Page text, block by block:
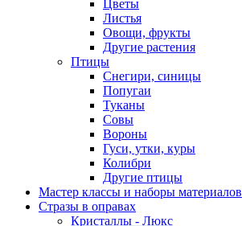
Цветы
Листья
Овощи, фрукты
Другие растения
Птицы
Снегири, синицы
Попугаи
Туканы
Совы
Вороны
Гуси, утки, куры
Колибри
Другие птицы
Мастер классы и наборы материалов
Стразы в оправах
Кристаллы - Люкс